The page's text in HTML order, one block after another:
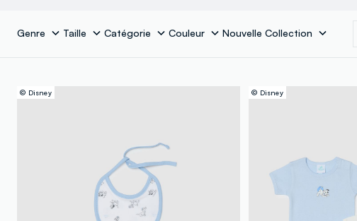
Genre Taille Catégorie Couleur Nouvelle Collection
© Disney © Disney